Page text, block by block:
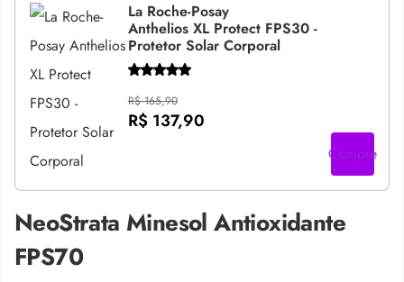
La Roche-Posay
Anthelios XL Protect FPS30 -
Protetor Solar Corporal
R$ 165,90
R$ 137,90
Compre
NeoStrata Minesol Antioxidante
FPS70